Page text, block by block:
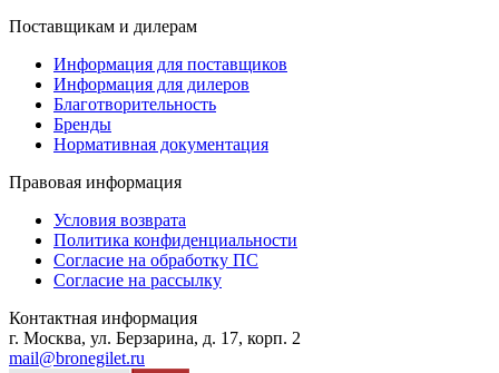
Поставщикам и дилерам
Информация для поставщиков
Информация для дилеров
Благотворительность
Бренды
Нормативная документация
Правовая информация
Условия возврата
Политика конфиденциальности
Согласие на обработку ПС
Согласие на рассылку
Контактная информация
г. Москва, ул. Берзарина, д. 17, корп. 2
mail@bronegilet.ru